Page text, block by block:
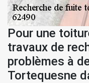
Pour une
travaux de
problèmes à
Tortequesne